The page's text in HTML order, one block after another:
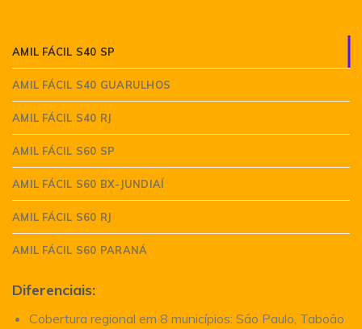
AMIL FÁCIL S40 SP
AMIL FÁCIL S40 GUARULHOS
AMIL FÁCIL S40 RJ
AMIL FÁCIL S60 SP
AMIL FÁCIL S60 BX-JUNDIAÍ
AMIL FÁCIL S60 RJ
AMIL FÁCIL S60 PARANÁ
Diferenciais:
Cobertura regional em 8 municípios: São Paulo, Taboão